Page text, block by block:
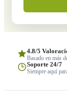
4.8/5
Basado en más
Soporte 24/7
Siempre aquí